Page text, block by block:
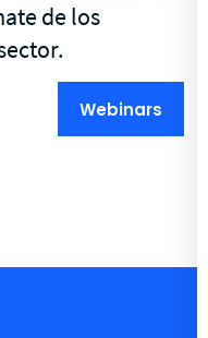
de los
Webinars